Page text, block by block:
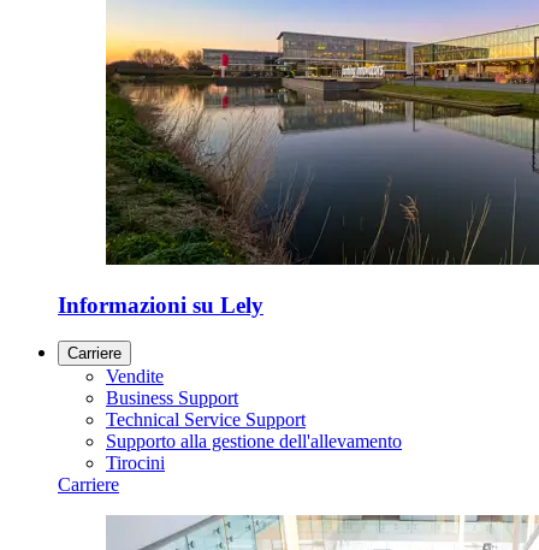
Informazioni su Lely
Carriere
Vendite
Business Support
Technical Service Support
Supporto alla gestione dell'allevamento
Tirocini
Carriere